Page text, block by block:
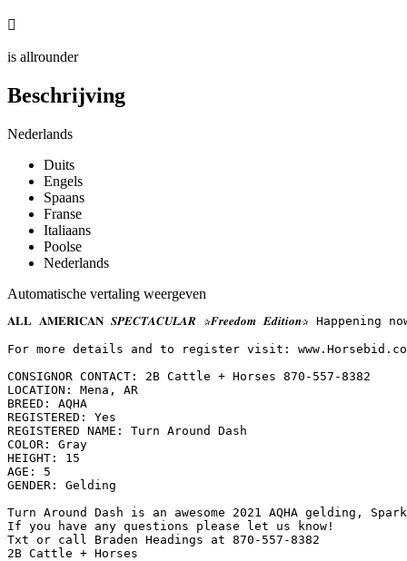

is allrounder
Beschrijving
Nederlands
Duits
Engels
Spaans
Franse
Italiaans
Poolse
Nederlands
Automatische vertaling weergeven
𝐀𝐋𝐋 𝐀𝐌𝐄𝐑𝐈𝐂𝐀𝐍 𝑺𝑷𝑬𝑪𝑻𝑨𝑪𝑼𝑳𝑨𝑹 ✰𝑭𝒓𝒆𝒆𝒅𝒐𝒎 𝑬𝒅𝒊𝒕𝒊𝒐𝒏✰
For more details and to register visit:
CONSIGNOR CONTACT: 2B Cattle + Horses 870-557-8382
LOCATION: Mena, AR
BREED: AQHA
REGISTERED: Yes
REGISTERED NAME: Turn Around Dash
COLOR: Gray
HEIGHT: 15
AGE: 5
GENDER: Gelding
Turn Around Dash is an awesome 2021 AQHA
If you have any questions please let us know!
Txt or call Braden Headings at 870-557-8382
2B Cattle + Horses